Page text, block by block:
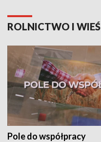
ROLNICTWO I WIEŚ
Pole do współpracy